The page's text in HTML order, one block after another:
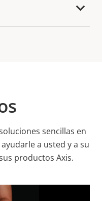
sencillas en
a usted y a su
productos Axis.